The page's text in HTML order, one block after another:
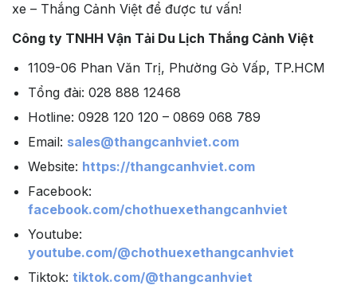
xe – Thắng Cảnh Việt để được tư vấn!
Công ty TNHH Vận Tải Du Lịch Thắng Cảnh Việt
1109-06 Phan Văn Trị, Phường Gò Vấp, TP.HCM
Tổng đài: 028 888 12468
Hotline: 0928 120 120 – 0869 068 789
Email: sales@thangcanhviet.com
Website: https://thangcanhviet.com
Facebook:
facebook.com/chothuexethangcanhviet
Youtube:
youtube.com/@chothuexethangcanhviet
Tiktok: tiktok.com/@thangcanhviet